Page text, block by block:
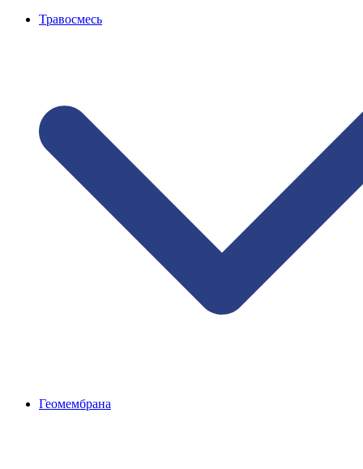
Травосмесь
Геомембрана